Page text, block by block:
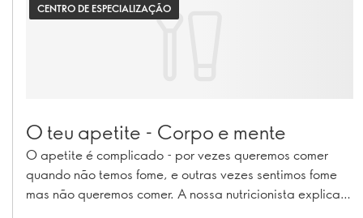
CENTRO DE ESPECIALIZAÇÃO
O teu apetite - Corpo e mente
O apetite é complicado - por vezes queremos comer
quando não temos fome, e outras vezes sentimos fome
mas não queremos comer. A nossa nutricionista explica